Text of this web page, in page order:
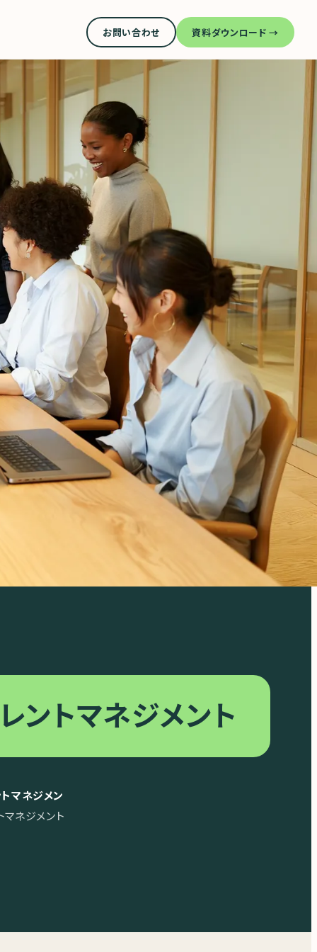
お問い合わせ 資料ダウンロード →
ントマネジメント
マネジメン
マネジメント